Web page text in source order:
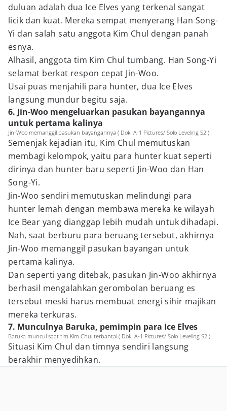
duluan adalah dua Ice Elves yang terkenal sangat
licik dan kuat. Mereka sempat menyerang Han Song-
Yi dan salah satu anggota Kim Chul dengan panah
esnya.
Alhasil, anggota tim Kim Chul tumbang. Han Song-Yi
selamat berkat respon cepat Jin-Woo.
Usai puas menjahili para hunter, dua Ice Elves
langsung mundur begitu saja.
6. Jin-Woo mengeluarkan pasukan bayangannya
untuk pertama kalinya
Jin-Woo memanggil pasukan bayangannya ( Dok. A-1 Pictures/ Solo Leveling S2 )
Semenjak kejadian itu, Kim Chul memutuskan
membagi kelompok, yaitu para hunter kuat seperti
dirinya dan hunter baru seperti Jin-Woo dan Han
Song-Yi.
Jin-Woo sendiri memutuskan melindungi para
hunter lemah dengan membawa mereka ke wilayah
Ice Bear yang dianggap lebih mudah untuk dihadapi.
Nah, saat berburu para beruang tersebut, akhirnya
Jin-Woo memanggil pasukan bayangan untuk
pertama kalinya.
Dan seperti yang ditebak, pasukan Jin-Woo akhirnya
berhasil mengalahkan gerombolan beruang es
tersebut meski harus membuat energi sihir majikan
mereka terkuras.
7. Munculnya Baruka, pemimpin para Ice Elves
Baruka muncul saat tim Kim Chul terbantai ( Dok. A-1 Pictures/ Solo Leveling S2 )
Situasi Kim Chul dan timnya sendiri langsung
berakhir menyedihkan.